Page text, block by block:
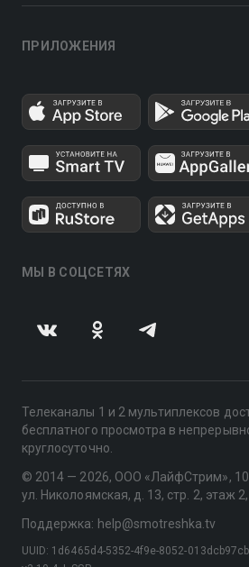
ПРИЛОЖЕНИЯ
МЫ В СОЦСЕТЯХ
Телеканалы 1 и 2 мультиплексов
бесплатного просмотра в
круглосуточно.
© 2014 — 2026, ООО «ЛайфСтрим»,
ул. Николоямская, д. 13, стр. 2, этаж
Поддержка: help@smotreshka.tv
UUID: 1d6465d4-5352-4f9e-8052-